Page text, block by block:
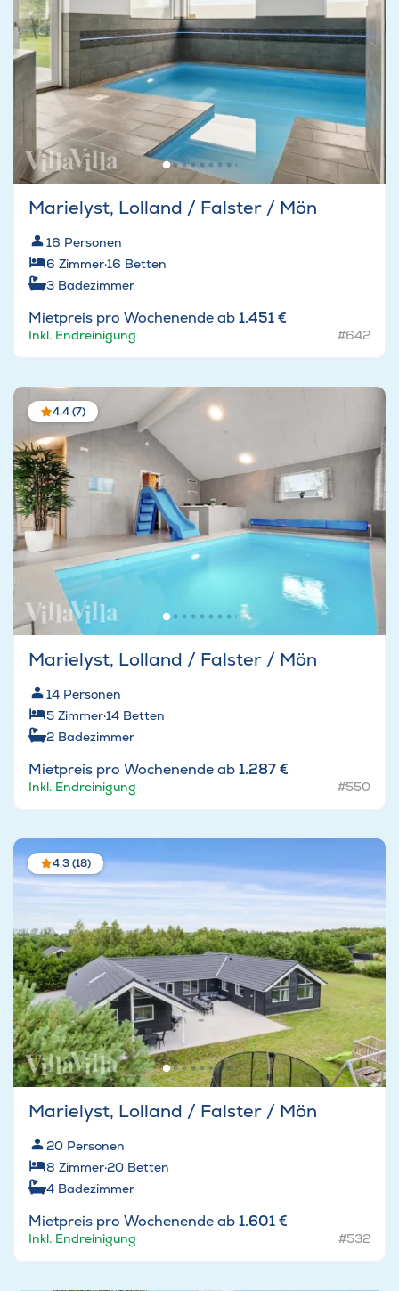
Marielyst, Lolland / Falster / Mön
16 Personen
6 Zimmer·16 Betten
3 Badezimmer
Mietpreis pro Wochenende ab1.451 €
Inkl. Endreinigung #642
4,4 (7)
Marielyst, Lolland / Falster / Mön
14 Personen
5 Zimmer·14 Betten
2 Badezimmer
Mietpreis pro Wochenende ab1.287 €
Inkl. Endreinigung #550
4,3 (18)
Marielyst, Lolland / Falster / Mön
20 Personen
8 Zimmer·20 Betten
4 Badezimmer
Mietpreis pro Wochenende ab1.601 €
Inkl. Endreinigung #532